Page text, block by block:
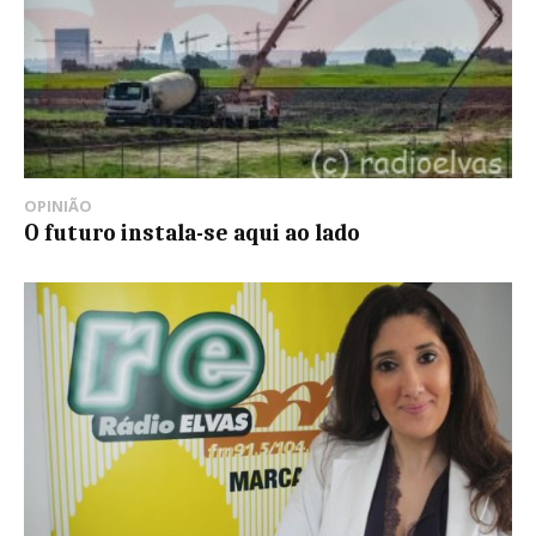
OPINIÃO
O futuro instala-se aqui ao lado